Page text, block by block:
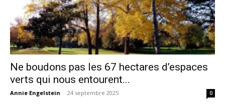
Ne boudons pas les 67 hectares d’espaces
verts qui nous entourent...
Annie Engelstein - 24 septembre 2025 0